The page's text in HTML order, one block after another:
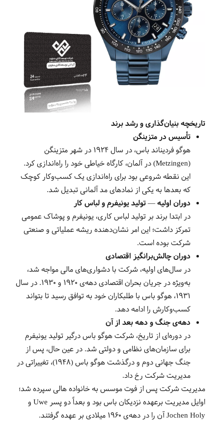
تاریخچه بنیان‌گذاری و رشد برند
تأسیس در متزینگن
هوگو فردیناند باس، در سال ۱۹۲۴ در شهر متزینگن
(Metzingen) در آلمان، کارگاه خیاطی خود را راه‌اندازی کرد.
این نقطه شروعی بود برای راه‌اندازی یک کسب‌وکار کوچک
که بعدها به یکی از نمادهای مد آلمانی تبدیل شد.
دوران اولیه — تولید یونیفرم و لباس کار
در ابتدا برند بر تولید لباس کاری، یونیفرم و پوشاک عمومی
تمرکز داشت؛ این امر نشان‌دهنده ریشه عملیاتی و صنعتی
شرکت بوده است.
دوران چالش‌برانگیز اقتصادی
در سال‌های اولیه، شرکت با دشواری‌های مالی مواجه شد،
به‌ویژه در جریان بحران اقتصادی دهه‌ی ۱۹۲۰ و ۱۹۳۰. در سال
۱۹۳۱، هوگو باس با طلبکاران خود به توافق رسید تا بتواند
کسب‌وکارش را ادامه دهد.
دهه‌ی جنگ و دهه بعد از آن
در دوره‌ای از تاریخ، شرکت هوگو باس درگیر تولید یونیفرم
برای سازمان‌های نظامی و دولتی شد. در عین حال، پس از
جنگ جهانی دوم و درگذشت هوگو باس (۱۹۴۸)، تغییراتی در
مدیریت شرکت رخ داد.
مدیریت شرکت پس از فوت موسس به خانواده هالی سپرده شد؛
اوایل مدیریت برعهده نزدیکان باس بود و بعداً دو پسر Uwe و
Jochen Holy آن را در دهه‌ی ۱۹۶۰ میلادی بر عهده گرفتند.